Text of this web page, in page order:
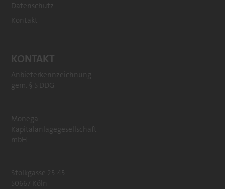
Datenschutz
Kontakt
KONTAKT
Anbieterkennzeichnung
gem. § 5 DDG
Monega
Kapitalanlagegesellschaft
mbH
Stolkgasse 25-45
50667 Köln